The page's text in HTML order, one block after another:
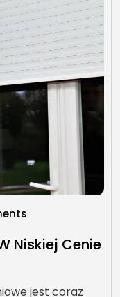
Niskiej Cenie
jest coraz